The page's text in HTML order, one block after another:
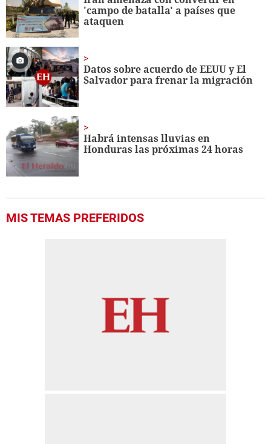
'campo de batalla' a países que
ataquen
Datos sobre acuerdo de EEUU y El
Salvador para frenar la migración
Habrá intensas lluvias en
Honduras las próximas 24 horas
MIS TEMAS PREFERIDOS